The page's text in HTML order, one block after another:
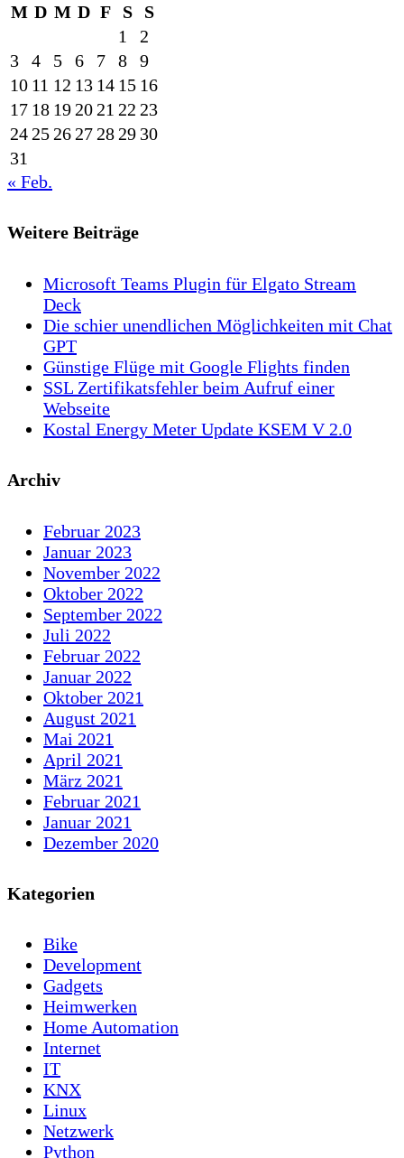
M D M D F S
S
1
2
3
4 5 6 7 8
9
10 11 12 13 14 15 16
17 18 19 20 21 22 23
24 25 26 27 28 29 30
31
« Feb.
Weitere Beiträge
Microsoft Teams Plugin für Elgato Stream
Deck
Die schier unendlichen Möglichkeiten mit Chat
GPT
Günstige Flüge mit Google Flights finden
SSL Zertifikatsfehler beim Aufruf einer
Webseite
Kostal Energy Meter Update KSEM V 2.0
Archiv
Februar 2023
Januar 2023
November 2022
Oktober 2022
September 2022
Juli 2022
Februar 2022
Januar 2022
Oktober 2021
August 2021
Mai 2021
April 2021
März 2021
Februar 2021
Januar 2021
Dezember 2020
Kategorien
Bike
Development
Gadgets
Heimwerken
Home Automation
Internet
IT
KNX
Linux
Netzwerk
Python